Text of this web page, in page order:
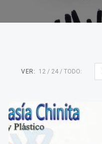
VER: 12 24 TODO: